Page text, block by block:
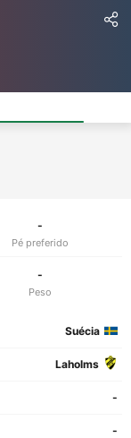
-
Pé preferido
-
Peso
Suécia
Laholms
-
-